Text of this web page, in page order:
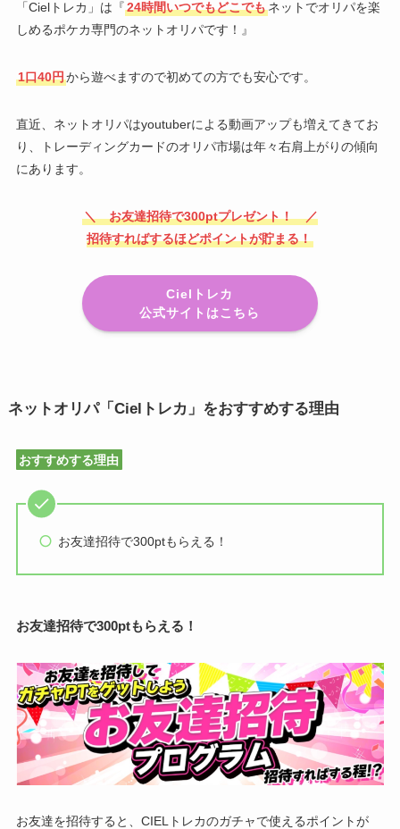
「Cielトレカ」は『24時間いつでもどこでもネットでオリパを楽
しめるポケカ専門のネットオリパです！』
1口40円から遊べますので初めての方でも安心です。
直近、ネットオリパはyoutuberによる動画アップも増えてきてお
り、トレーディングカードのオリパ市場は年々右肩上がりの傾向
にあります。
＼ お友達招待で300ptプレゼント！ ／
招待すればするほどポイントが貯まる！
Cielトレカ
公式サイトはこちら
ネットオリパ「Cielトレカ」をおすすめする理由
おすすめする理由
お友達招待で300ptもらえる！
お友達招待で300ptもらえる！
お友達を招待すると、CIELトレカのガチャで使えるポイントが